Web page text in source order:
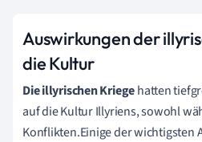
Auswirkungen der
die Kultur
Die illyrischen Kriegehatten
auf die Kultur Illyriens, sowohl
Konflikten.Einige der wichtigsten